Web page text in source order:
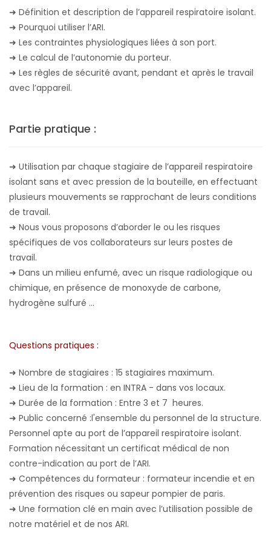
➜ Définition et description de l’appareil respiratoire isolant.
➜ Pourquoi utiliser l’ARI.
➜ Les contraintes physiologiques liées à son port.
➜ Le calcul de l’autonomie du porteur.
➜ Les règles de sécurité avant, pendant et après le travail
avec l’appareil.
Partie pratique :
➜ Utilisation par chaque stagiaire de l’appareil respiratoire
isolant sans et avec pression de la bouteille, en effectuant
plusieurs mouvements se rapprochant de leurs conditions
de travail.
➜ Nous vous proposons d’aborder le ou les risques
spécifiques de vos collaborateurs sur leurs postes de
travail.
➜ Dans un milieu enfumé, avec un risque radiologique ou
chimique, en présence de monoxyde de carbone,
hydrogène sulfuré ...
Questions pratiques :
➜ Nombre de stagiaires : 15 stagiaires maximum.
➜ Lieu de la formation : en INTRA - dans vos locaux.
➜ Durée de la formation : Entre 3 et 7 heures.
➜ Public concerné :l'ensemble du personnel de la structure.
Personnel apte au port de l’appareil respiratoire isolant.
Formation nécessitant un certificat médical de non
contre-indication au port de l’ARI.
➜ Compétences du formateur : formateur incendie et en
prévention des risques ou sapeur pompier de paris.
➜ Une formation clé en main avec l’utilisation possible de
notre matériel et de nos ARI.